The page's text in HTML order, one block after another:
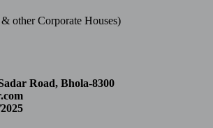
other Corporate Houses)
Road, Bhola-8300